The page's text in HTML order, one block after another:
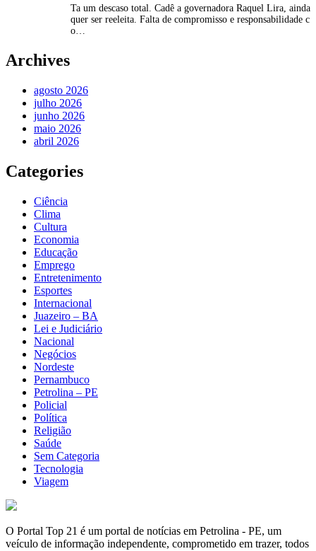
Ta um descaso total. Cadê a governadora Raquel Lira, ainda
quer ser reeleita. Falta de compromisso e responsabilidade c
o…
Archives
agosto 2026
julho 2026
junho 2026
maio 2026
abril 2026
Categories
Ciência
Clima
Cultura
Economia
Educação
Emprego
Entretenimento
Esportes
Internacional
Juazeiro – BA
Lei e Judiciário
Nacional
Negócios
Nordeste
Pernambuco
Petrolina – PE
Policial
Política
Religião
Saúde
Sem Categoria
Tecnologia
Viagem
O Portal Top 21 é um portal de notícias em Petrolina - PE, um
veículo de informação independente, comprometido em trazer, todos